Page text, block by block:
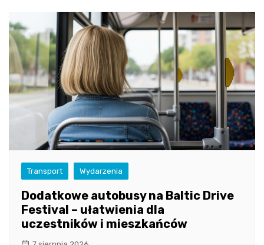
Transport Wydarzenia
Dodatkowe autobusy na Baltic Drive
Festival – ułatwienia dla
uczestników i mieszkańców